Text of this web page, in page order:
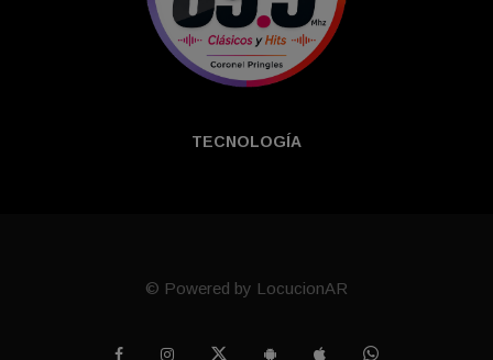
TECNOLOGÍ­A
© Powered by LocucionAR